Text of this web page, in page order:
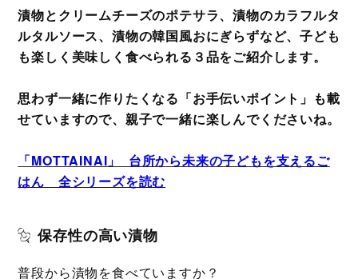
漬物とクリームチーズのポテサラ、漬物のカラフルタ
ルタルソース、漬物の韓国風おにぎらずなど、子ども
も楽しく美味しく食べられる３品をご紹介します。
思わず一緒に作りたくなる「お手伝いポイント」も載
せていますので、親子で一緒に楽しんでくださいね。
「MOTTAINAI」 台所から未来の子どもを支えるご
はん 全シリーズを読む
保存性の高い漬物
普段から漬物を食べていますか？